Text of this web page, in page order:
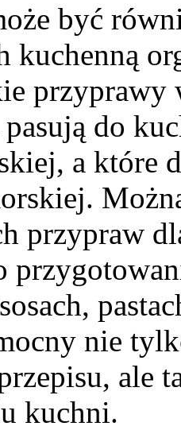
być
kuchenną
przyprawy
do
a które
przypraw
nie
ale
kuchni.